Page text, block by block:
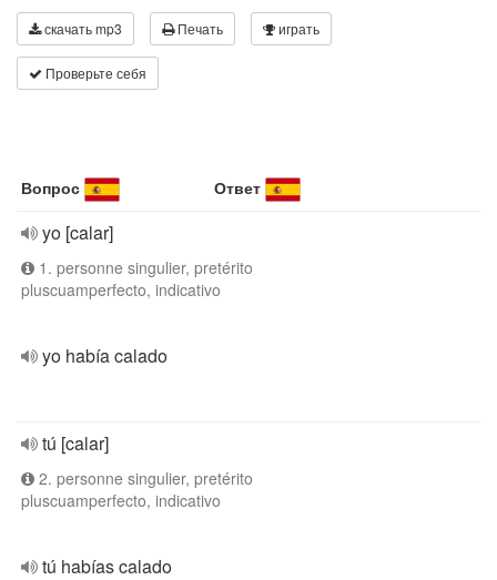
скачать mp3 Печать играть
Проверьте себя
Вопрос Ответ
yo [calar]
1. personne singulier, pretérito
pluscuamperfecto, indicativo
yo había calado
tú [calar]
2. personne singulier, pretérito
pluscuamperfecto, indicativo
tú habías calado